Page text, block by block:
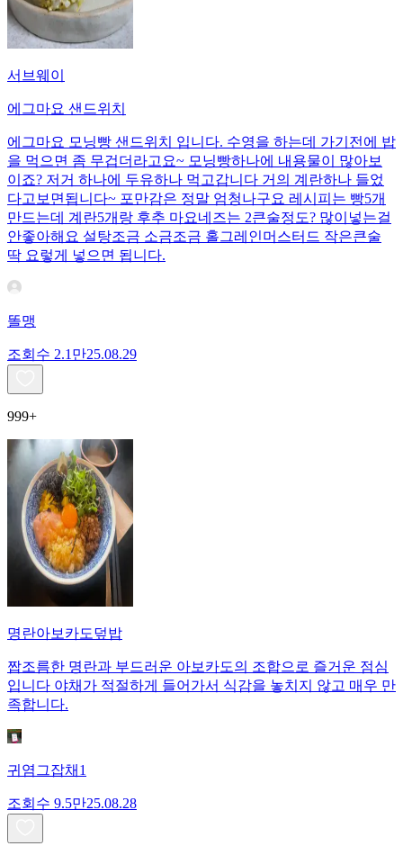
서브웨이
에그마요 샌드위치
에그마요 모닝빵 샌드위치 입니다. 수영을 하는데 가기전에 밥
을 먹으면 좀 무겁더라고요~ 모닝빵하나에 내용물이 많아보
이죠? 저거 하나에 두유하나 먹고갑니다 거의 계란하나 들었
다고보면됩니다~ 포만감은 정말 엄청나구요 레시피는 빵5개
만드는데 계란5개랑 후추 마요네즈는 2큰술정도? 많이넣는걸
안좋아해요 설탕조금 소금조금 홀그레인머스터드 작은큰술
딱 요렇게 넣으면 됩니다.
똘맹
조회수 2.1만25.08.29
999+
명란아보카도덮밥
짭조름한 명란과 부드러운 아보카도의 조합으로 즐거운 점심
입니다 야채가 적절하게 들어가서 식감을 놓치지 않고 매우 만
족합니다.
귀염그잡채1
조회수 9.5만25.08.28